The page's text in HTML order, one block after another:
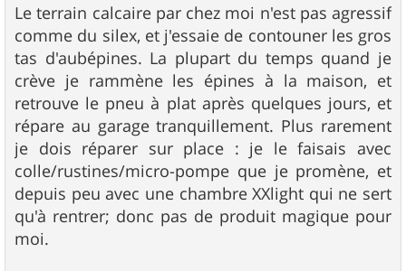
Le terrain calcaire par chez moi n'est pas agressif
comme du silex, et j'essaie de contouner les gros
tas d'aubépines. La plupart du temps quand je
crève je rammène les épines à la maison, et
retrouve le pneu à plat après quelques jours, et
répare au garage tranquillement. Plus rarement
je dois réparer sur place : je le faisais avec
colle/rustines/micro-pompe que je promène, et
depuis peu avec une chambre XXlight qui ne sert
qu'à rentrer; donc pas de produit magique pour
moi.